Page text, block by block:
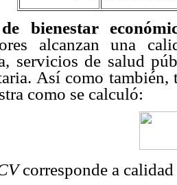
bienestar
alcanzan una
servicios de salud
Así como también,
como se calculó:
corresponde a